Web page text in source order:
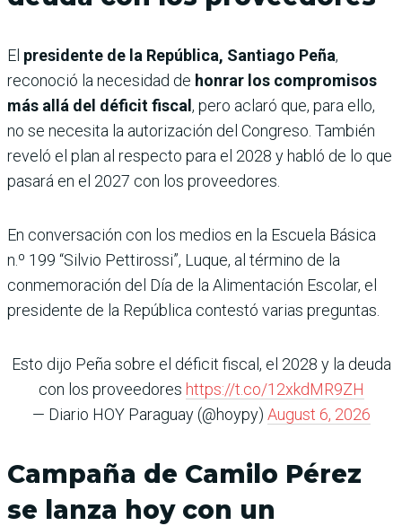
El presidente de la República, Santiago Peña,
reconoció la necesidad de honrar los compromisos
más allá del déficit fiscal , pero aclaró que, para ello,
no se necesita la autorización del Congreso. También
reveló el plan al respecto para el 2028 y habló de lo que
pasará en el 2027 con los proveedores.
En conversación con los medios en la Escuela Básica
n.º 199 “Silvio Pettirossi”, Luque, al término de la
conmemoración del Día de la Alimentación Escolar, el
presidente de la República contestó varias preguntas.
Esto dijo Peña sobre el déficit fiscal, el 2028 y la deuda
con los proveedores https://t.co/12xkdMR9ZH
— Diario HOY Paraguay (@hoypy) August 6, 2026
Campaña de Camilo Pérez
se lanza hoy con un